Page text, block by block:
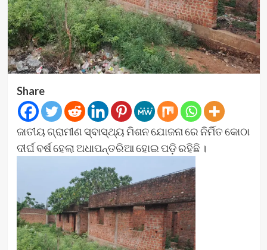
Share
ଜାତୀୟ ଗ୍ରାମୀଣ ସ୍ବାସ୍ଥ୍ୟ ମିଶନ ଯୋଜନା ରେ ନିର୍ମିତ କୋଠା
ଦୀର୍ଘ ବର୍ଷ ହେଲା ଅଧାପନ୍ତରିଆ ହୋଇ ପଡ଼ି ରହିଛି ।